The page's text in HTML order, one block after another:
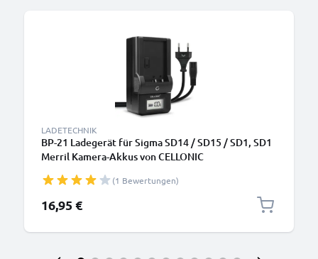
LADETECHNIK
BP-21 Ladegerät für Sigma SD14 / SD15 / SD1, SD1
Merril Kamera-Akkus von CELLONIC
(1 Bewertungen)
16,95 €